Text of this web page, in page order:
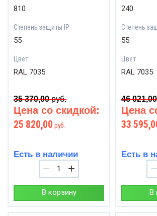
810
Степень защиты IP
55
Цвет
RAL 7035
35 370,00руб.
Цена со скидкой:
25 820,00 руб.
Есть в наличии
− +
В корзину
240
Степень
55
Цвет
RAL 7035
46 021,00
Цена
33
Есть в
−
В